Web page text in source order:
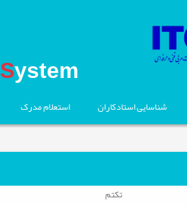
System
شناسایی استادکاران استعلام مدرک
تکتم